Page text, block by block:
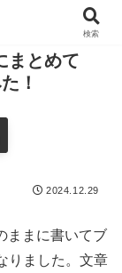
まとめて
！
2024.12.29
ままに書いてブ
りました。文章
検索